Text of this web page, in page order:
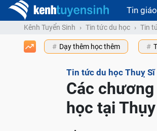
Tin
Kênh Tuyển Sinh Tin tức du học Tin
Dạy thêm học thêm
Tin tức du học Thuỵ Sĩ
Các
học tại